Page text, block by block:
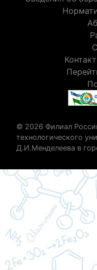
© 2026 Филиал
технологического
Д.И.Менделеева в